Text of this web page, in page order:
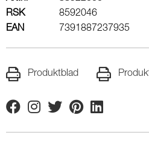
RSK
8592046
EAN
7391887237935
Produktblad
FacebookInstagram
TwitterPinterestLinkedin